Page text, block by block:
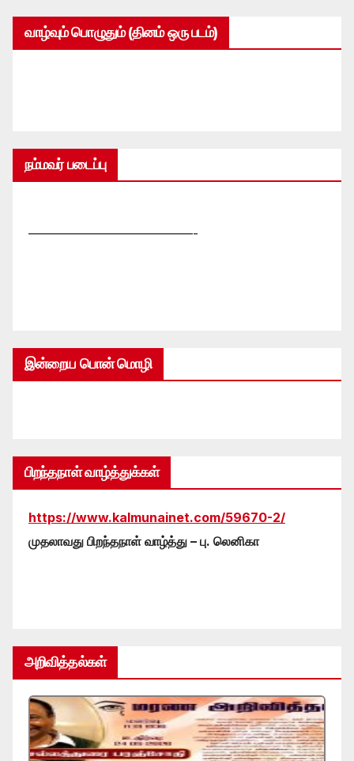
வாழ்வும் பொழுதும் (தினம் ஒரு படம்)
நம்மவர் படைப்பு
—————————————-
இன்றைய பொன் மொழி
பிறந்தநாள் வாழ்த்துக்கள்
https://www.kalmunainet.com/59670-2/
முதலாவது பிறந்தநாள் வாழ்த்து – பு. லெனிகா
அறிவித்தல்கள்